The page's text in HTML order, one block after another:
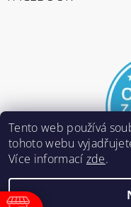
E-
Tento web používá
tohoto webu
Více informací zde.